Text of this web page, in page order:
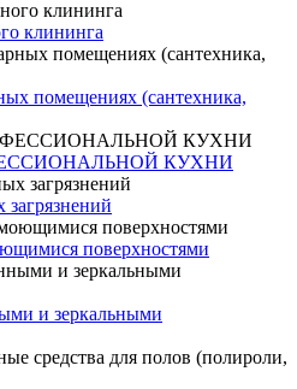
клининга
помещениях (сантехника,
КУХНИ
поверхностями
и зеркальными